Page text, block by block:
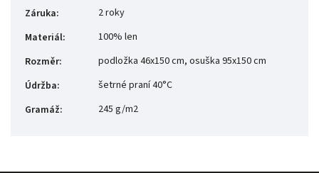
Záruka:
2 roky
Materiál:
100% len
Rozměr:
podložka 46x150 cm, osuška 95x150 cm
Údržba:
šetrné praní 40°C
Gramáž: 245 g/m2